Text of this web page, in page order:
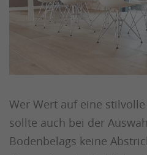
Wer Wert auf eine
sollte auch bei der
Bodenbelags keine